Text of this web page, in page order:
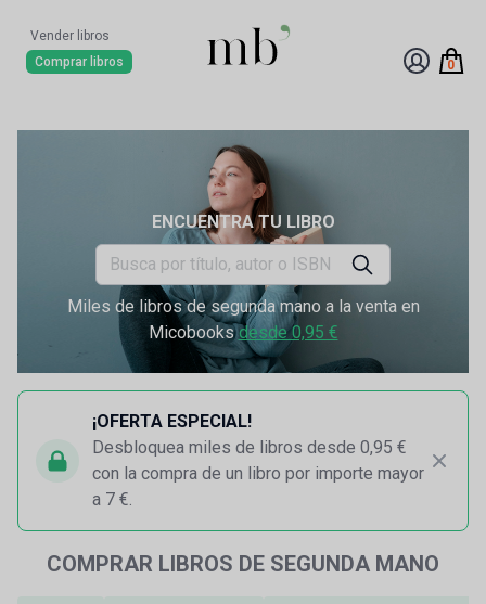
Vender libros
Comprar libros
0
ENCUENTRA TU LIBRO
Miles de libros de segunda mano a la venta en
Micobooksdesde 0,95 €
¡OFERTA ESPECIAL!
Desbloquea miles de libros desde 0,95 €
con la compra de un libro por importe mayor
a 7 €.
COMPRAR LIBROS DE SEGUNDA MANO